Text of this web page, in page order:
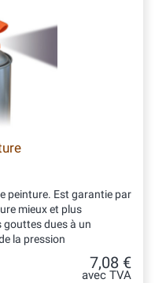
peinture. Est garantie par
mieux et plus
dues à un
la pression
7,08 €
avec TVA